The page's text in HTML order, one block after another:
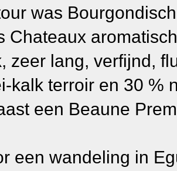
was
Chateaux
zeer lang, verfijnd,
kalk terroir en 30 %
een Beaune
een wandeling in